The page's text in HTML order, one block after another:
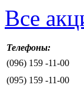
Все
Телефоны:
(096) 159 -11-00
(095) 159 -11-00